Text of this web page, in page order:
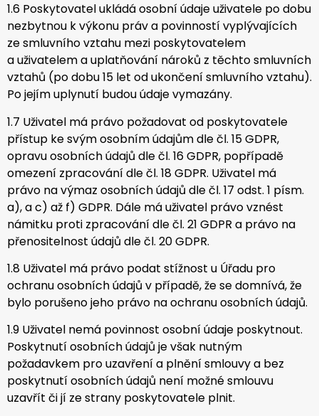
1.6 Poskytovatel ukládá osobní údaje uživatele po dobu
nezbytnou k výkonu práv a povinností vyplývajících
ze smluvního vztahu mezi poskytovatelem
a uživatelem a uplatňování nároků z těchto smluvních
vztahů (po dobu 15 let od ukončení smluvního vztahu).
Po jejím uplynutí budou údaje vymazány.
1.7 Uživatel má právo požadovat od poskytovatele
přístup ke svým osobním údajům dle čl. 15 GDPR,
opravu osobních údajů dle čl. 16 GDPR, popřípadě
omezení zpracování dle čl. 18 GDPR. Uživatel má
právo na výmaz osobních údajů dle čl. 17 odst. 1 písm.
a), a c) až f) GDPR. Dále má uživatel právo vznést
námitku proti zpracování dle čl. 21 GDPR a právo na
přenositelnost údajů dle čl. 20 GDPR.
1.8 Uživatel má právo podat stížnost u Úřadu pro
ochranu osobních údajů v případě, že se domnívá, že
bylo porušeno jeho právo na ochranu osobních údajů.
1.9 Uživatel nemá povinnost osobní údaje poskytnout.
Poskytnutí osobních údajů je však nutným
požadavkem pro uzavření a plnění smlouvy a bez
poskytnutí osobních údajů není možné smlouvu
uzavřít či jí ze strany poskytovatele plnit.